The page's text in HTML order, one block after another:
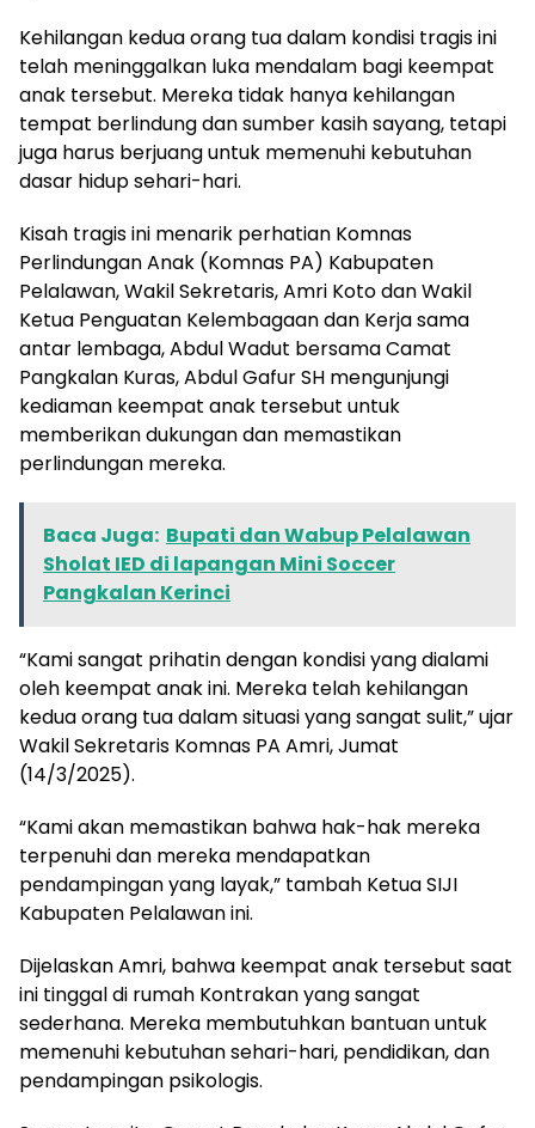
Kehilangan kedua orang tua dalam kondisi tragis ini
telah meninggalkan luka mendalam bagi keempat
anak tersebut. Mereka tidak hanya kehilangan
tempat berlindung dan sumber kasih sayang, tetapi
juga harus berjuang untuk memenuhi kebutuhan
dasar hidup sehari-hari.
Kisah tragis ini menarik perhatian Komnas
Perlindungan Anak (Komnas PA) Kabupaten
Pelalawan, Wakil Sekretaris, Amri Koto dan Wakil
Ketua Penguatan Kelembagaan dan Kerja sama
antar lembaga, Abdul Wadut bersama Camat
Pangkalan Kuras, Abdul Gafur SH mengunjungi
kediaman keempat anak tersebut untuk
memberikan dukungan dan memastikan
perlindungan mereka.
Baca Juga: Bupati dan Wabup Pelalawan
Sholat IED di lapangan Mini Soccer
Pangkalan Kerinci
“Kami sangat prihatin dengan kondisi yang dialami
oleh keempat anak ini. Mereka telah kehilangan
kedua orang tua dalam situasi yang sangat sulit,” ujar
Wakil Sekretaris Komnas PA Amri, Jumat
(14/3/2025).
“Kami akan memastikan bahwa hak-hak mereka
terpenuhi dan mereka mendapatkan
pendampingan yang layak,” tambah Ketua SIJI
Kabupaten Pelalawan ini.
Dijelaskan Amri, bahwa keempat anak tersebut saat
ini tinggal di rumah Kontrakan yang sangat
sederhana. Mereka membutuhkan bantuan untuk
memenuhi kebutuhan sehari-hari, pendidikan, dan
pendampingan psikologis.